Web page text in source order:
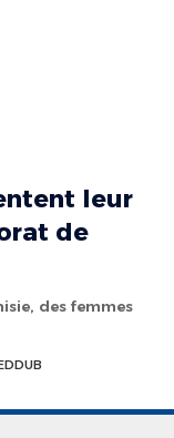
leur
de
des femmes